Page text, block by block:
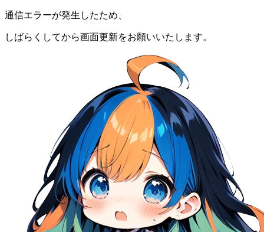
通信エラーが発生したため、
しばらくしてから画面更新をお願いいたします。